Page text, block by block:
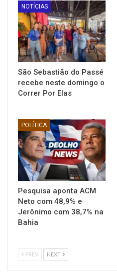
NOTÍCIAS
São Sebastião do Passé
recebe neste domingo o
Correr Por Elas
POLÍTICA
Pesquisa aponta ACM
Neto com 48,9% e
Jerônimo com 38,7% na
Bahia
PREV NEXT